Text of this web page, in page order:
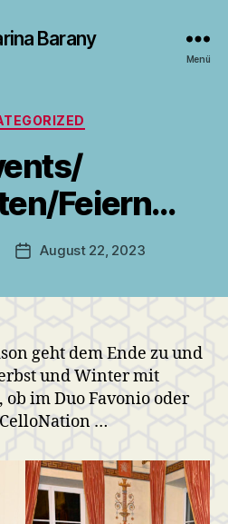
Barany
Menü
Kategorien
Feiern…
Veröffentlichungsdatum
August 22, 2023
geht dem Ende zu und
und Winter mit
im Duo Favonio oder
…